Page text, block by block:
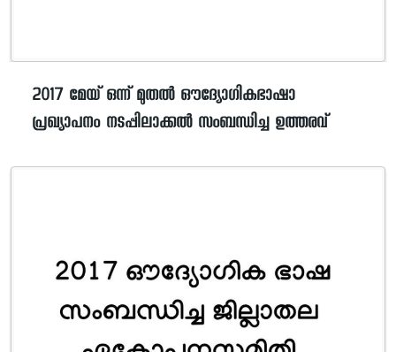
2017 മേയ് ഒന്ന് മുതൽ ഔദ്യോഗികഭാഷാ
പ്രഖ്യാപനം നടപ്പിലാക്കൽ സംബന്ധിച്ച ഉത്തരവ്